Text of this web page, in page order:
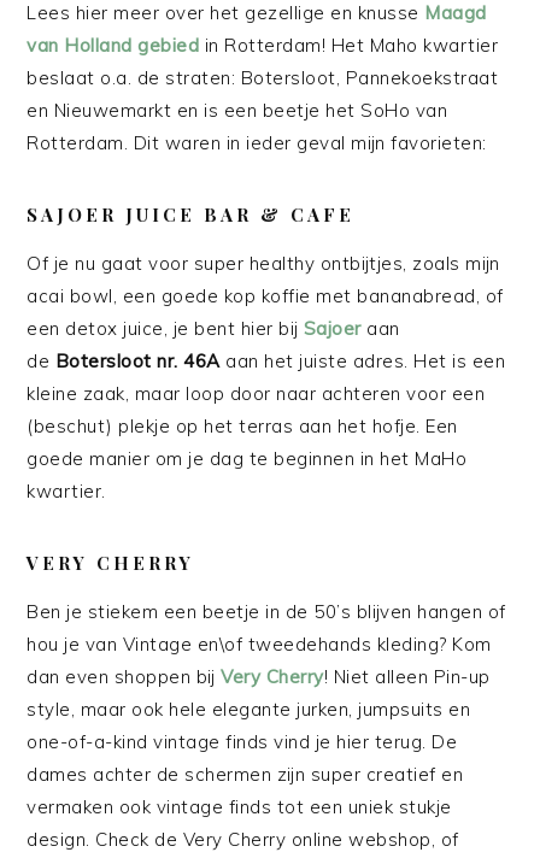
Lees hier meer over het gezellige en knusse Maagd
van Holland gebied in Rotterdam! Het Maho kwartier
beslaat o.a. de straten: Botersloot, Pannekoekstraat
en Nieuwemarkt en is een beetje het SoHo van
Rotterdam. Dit waren in ieder geval mijn favorieten:
SAJOER JUICE BAR & CAFE
Of je nu gaat voor super healthy ontbijtjes, zoals mijn
acai bowl, een goede kop koffie met bananabread, of
een detox juice, je bent hier bij Sajoeraan
de Botersloot nr. 46A aan het juiste adres. Het is een
kleine zaak, maar loop door naar achteren voor een
(beschut) plekje op het terras aan het hofje. Een
goede manier om je dag te beginnen in het MaHo
kwartier.
VERY CHERRY
Ben je stiekem een beetje in de 50’s blijven hangen of
hou je van Vintage en\of tweedehands kleding? Kom
dan even shoppen bijVery Cherry! Niet alleen Pin-up
style, maar ook hele elegante jurken, jumpsuits en
one-of-a-kind vintage finds vind je hier terug. De
dames achter de schermen zijn super creatief en
vermaken ook vintage finds tot een uniek stukje
design. Check de Very Cherry online webshop, of